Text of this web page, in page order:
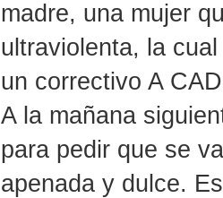
madre, una mujer
ultraviolenta, la
un correctivo A
A la mañana
para pedir que se
apenada y dulce.